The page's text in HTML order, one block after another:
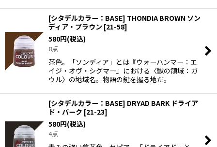
[シタデルカラー：BASE] THONDIA BROWN ソン
ディア・ブラウン [21-58]
580円(税込)
8点
茶色。「ソンディア」とは『ウォーハンマー：エ
イジ・オヴ・シグマー』における〈獣の領域：ガ
ウル〉の地域名。物語の鍵を握る地だ。
[シタデルカラー：BASE] DRYAD BARK ドライア
ド・バーク [21-23]
580円(税込)
4点